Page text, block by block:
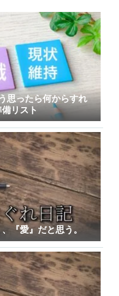
思ったら何からすれ
リスト
『愛』だと思う。